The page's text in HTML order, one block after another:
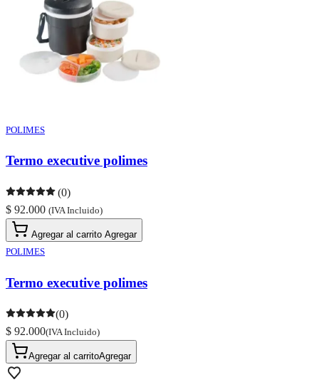
POLIMES
Termo executive polimes
(0)
$ 92.000 (IVA Incluido)
Agregar al carrito Agregar
POLIMES
Termo executive polimes
(0)
$ 92.000(IVA Incluido)
Agregar al carritoAgregar